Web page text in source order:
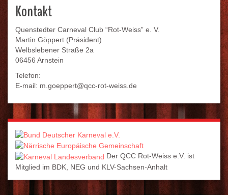
Kontakt
Quenstedter Carneval Club “Rot-Weiss” e. V.
Martin Göppert (Präsident)
Welbslebener Straße 2a
06456 Arnstein
Telefon:
E-mail: m.goeppert@qcc-rot-weiss.de
Der QCC Rot-Weiss e.V. ist
Mitglied im BDK, NEG und KLV-Sachsen-Anhalt